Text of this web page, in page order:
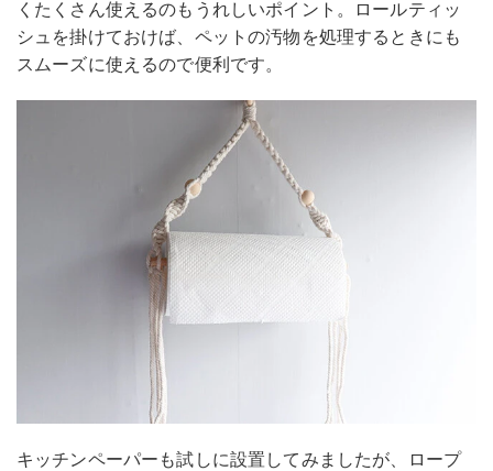
くたくさん使えるのもうれしいポイント。ロールティッ
シュを掛けておけば、ペットの汚物を処理するときにも
スムーズに使えるので便利です。
キッチンペーパーも試しに設置してみましたが、ロープ